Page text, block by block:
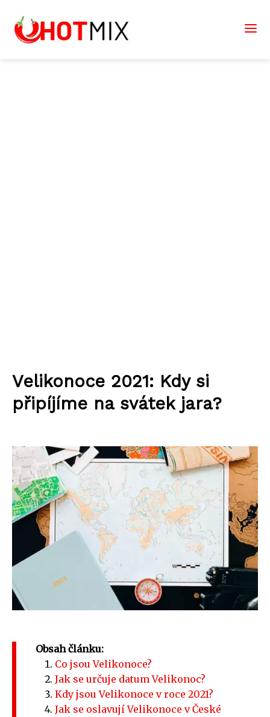
Velikonoce 2021: Kdy si
připíjíme na svátek jara?
Obsah článku:
Co jsou Velikonoce?
Jak se určuje datum Velikonoc?
Kdy jsou Velikonoce v roce 2021?
Jak se oslavují Velikonoce v České